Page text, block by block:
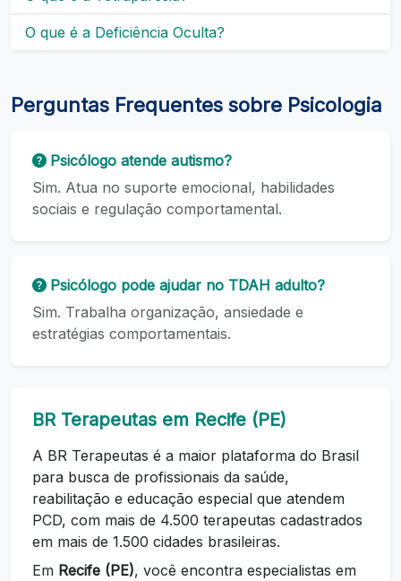
O que é a Deficiência Oculta?
Perguntas Frequentes sobre Psicologia
Psicólogo atende autismo?
Sim. Atua no suporte emocional, habilidades
sociais e regulação comportamental.
Psicólogo pode ajudar no TDAH adulto?
Sim. Trabalha organização, ansiedade e
estratégias comportamentais.
BR Terapeutas em Recife (PE)
A BR Terapeutas é a maior plataforma do Brasil
para busca de profissionais da saúde,
reabilitação e educação especial que atendem
PCD, com mais de 4.500 terapeutas cadastrados
em mais de 1.500 cidades brasileiras.
Em Recife (PE), você encontra especialistas em